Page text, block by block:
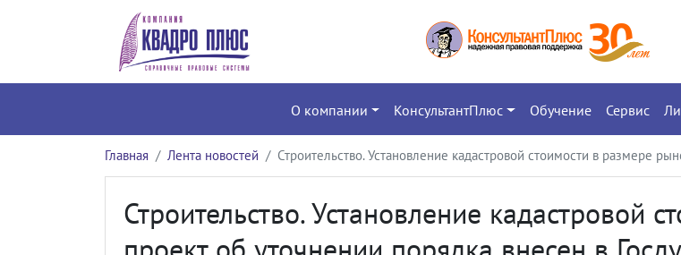
О компании КонсультантПлюс Обучение Сервис
Главная Лента новостей Строительство. Установление кадастровой стоимости в размере
Строительство. Установление кадастровой